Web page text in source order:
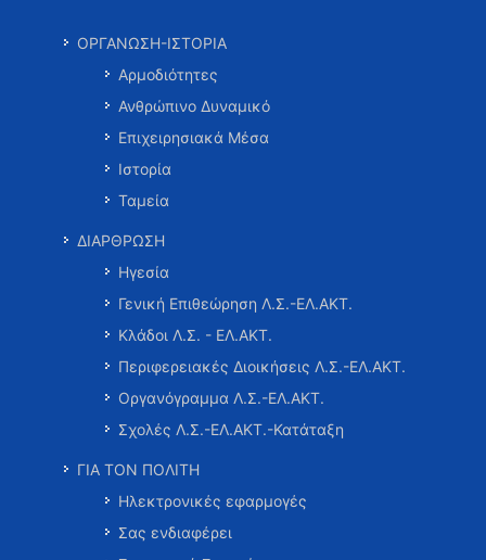
ΟΡΓΑΝΩΣΗ-ΙΣΤΟΡΙΑ
Αρμοδιότητες
Ανθρώπινο Δυναμικό
Επιχειρησιακά Μέσα
Ιστορία
Ταμεία
ΔΙΑΡΘΡΩΣΗ
Ηγεσία
Γενική Επιθεώρηση Λ.Σ.-ΕΛ.ΑΚΤ.
Κλάδοι Λ.Σ. - ΕΛ.ΑΚΤ.
Περιφερειακές Διοικήσεις Λ.Σ.-ΕΛ.ΑΚΤ.
Οργανόγραμμα Λ.Σ.-ΕΛ.ΑΚΤ.
Σχολές Λ.Σ.-ΕΛ.ΑΚΤ.-Κατάταξη
ΓΙΑ ΤΟΝ ΠΟΛΙΤΗ
Ηλεκτρονικές εφαρμογές
Σας ενδιαφέρει